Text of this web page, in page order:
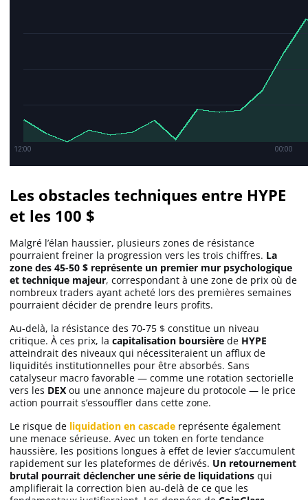
Les obstacles techniques entre HYPE
et les 100 $
Malgré l’élan haussier, plusieurs zones de résistance
pourraient freiner la progression vers les trois chiffres. La
zone des 45-50 $ représente un premier mur psychologique
et technique majeur, correspondant à une zone de prix où de
nombreux traders ayant acheté lors des premières semaines
pourraient décider de prendre leurs profits.
Au-delà, la résistance des 70-75 $ constitue un niveau
critique. À ces prix, la capitalisation boursière de HYPE
atteindrait des niveaux qui nécessiteraient un afflux de
liquidités institutionnelles pour être absorbés. Sans
catalyseur macro favorable — comme une rotation sectorielle
vers les DEX ou une annonce majeure du protocole — le price
action pourrait s’essouffler dans cette zone.
Le risque de liquidation en cascade représente également
une menace sérieuse. Avec un token en forte tendance
haussière, les positions longues à effet de levier s’accumulent
rapidement sur les plateformes de dérivés. Un retournement
brutal pourrait déclencher une série de liquidations qui
amplifierait la correction bien au-delà de ce que les